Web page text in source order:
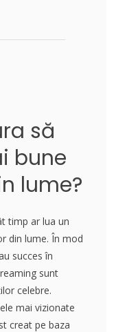
să
bune
lume?
timp ar lua un
din lume. În mod
succes în
sunt
celebre.
mai vizionate
creat pe baza